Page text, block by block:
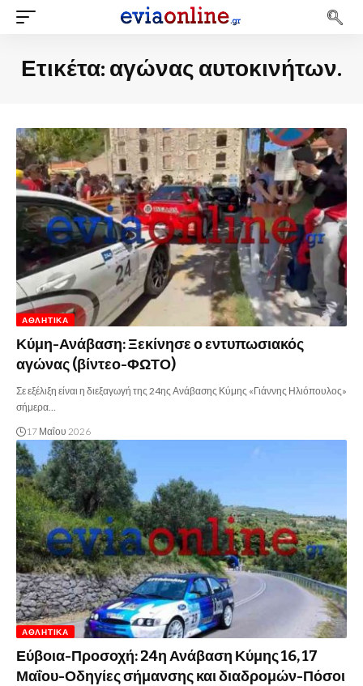
Ετικέτα: αγώνας αυτοκινήτων.
ΑΘΛΗΤΙΚΆ
Κύμη-Ανάβαση: Ξεκίνησε ο εντυπωσιακός
αγώνας (βίντεο-ΦΩΤΟ)
Σε εξέλιξη είναι η διεξαγωγή της 24ης Ανάβασης Κύμης «Γιάννης Ηλιόπουλος»
σήμερα…
17 Μαΐου 2026
ΑΘΛΗΤΙΚΆ
Εύβοια-Προσοχή: 24η Ανάβαση Κύμης 16, 17
Μαΐου-Οδηγίες σήμανσης και διαδρομών-Πόσοι